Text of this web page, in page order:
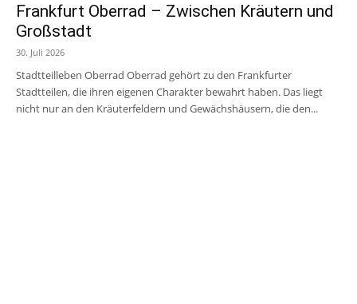
Frankfurt Oberrad – Zwischen Kräutern und
Großstadt
30. Juli 2026
Stadtteilleben Oberrad Oberrad gehört zu den Frankfurter
Stadtteilen, die ihren eigenen Charakter bewahrt haben. Das liegt
nicht nur an den Kräuterfeldern und Gewächshäusern, die den...